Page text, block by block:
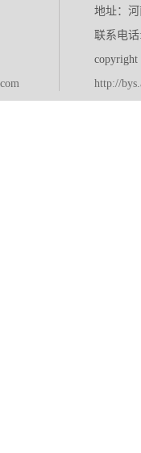
地址：
联系电
http://